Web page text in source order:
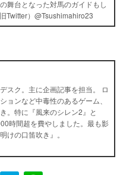
舞台となった対馬のガイドもし
Twitter）@Tsushimahiro23
スク。主に企画記事を担当。 ロ
ョンなど中毒性のあるゲーム、
。特に『風来のシレン2』と
時間超を費やしました。最も影
けの口笛吹き』。